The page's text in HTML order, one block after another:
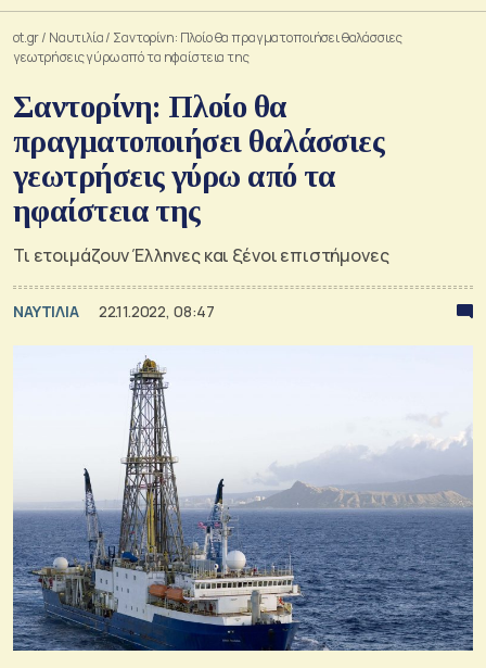
ot.gr/ Ναυτιλία/ Σαντορίνη: Πλοίο θα πραγματοποιήσει θαλάσσιες
γεωτρήσεις γύρω από τα ηφαίστεια της
Σαντορίνη: Πλοίο θα
πραγματοποιήσει θαλάσσιες
γεωτρήσεις γύρω από τα
ηφαίστεια της
Τι ετοιμάζουν Έλληνες και ξένοι επιστήμονες
ΝΑΥΤΙΛΙΑ 22.11.2022, 08:47